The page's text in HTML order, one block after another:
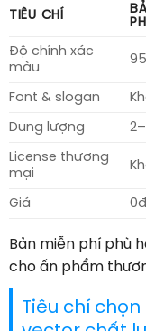
TIÊU CHÍ
PHÍ
Độ chính xác
màu
Font & slogan
Dung lượng
License thương
mại
Giá 0đ
Bản miễn phí phù
cho ấn phẩm
Tiêu chí